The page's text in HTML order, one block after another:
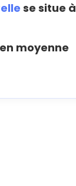
se situe à
en moyenne